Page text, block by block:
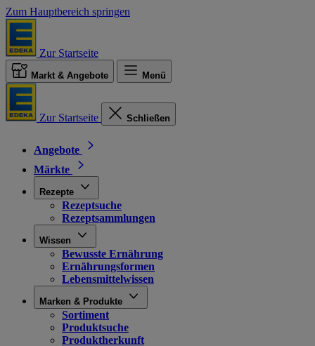
Zum Hauptbereich springen
Zur Startseite
Markt & Angebote Menü
Zur Startseite Schließen
Angebote
Märkte
Rezepte
Rezeptsuche
Rezeptsammlungen
Wissen
Bewusste Ernährung
Ernährungsformen
Lebensmittelwissen
Marken & Produkte
Sortiment
Produktsuche
Produktherkunft